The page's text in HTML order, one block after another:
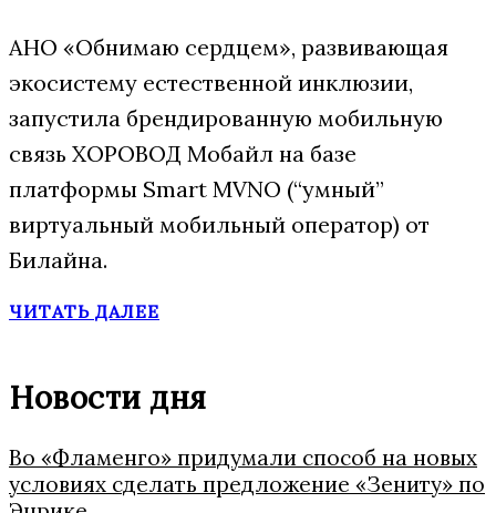
АНО «Обнимаю сердцем», развивающая
экосистему естественной инклюзии,
запустила брендированную мобильную
связь ХОРОВОД Мобайл на базе
платформы Smart MVNO (“умный”
виртуальный мобильный оператор) от
Билайна.
ЧИТАТЬ ДАЛЕЕ
Новости дня
Во «Фламенго» придумали способ на новых
условиях сделать предложение «Зениту» по